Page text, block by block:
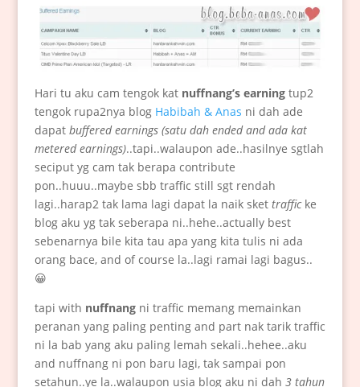
Hari tu aku cam tengok kat nuffnang’s earningtup2
tengok rupa2nya blog Habibah & Anas ni dah ade
dapat buffered earnings (satu dah ended and ada kat
metered earnings)..tapi..walaupon ade..hasilnye sgtlah
seciput yg cam tak berapa contribute
pon..huuu..maybe sbb traffic still sgt rendah
lagi..harap2 tak lama lagi dapat la naik sket trafficke
blog aku yg tak seberapa ni..hehe..actually best
sebenarnya bile kita tau apa yang kita tulis ni ada
orang bace, and of course la..lagi ramai lagi bagus..
😀
tapi with nuffnangni traffic memang memainkan
peranan yang paling penting and part nak tarik traffic
ni la bab yang aku paling lemah sekali..hehee..aku
and nuffnang ni pon baru lagi, tak sampai pon
setahun..ye la..walaupon usia blog aku ni dah 3 tahun